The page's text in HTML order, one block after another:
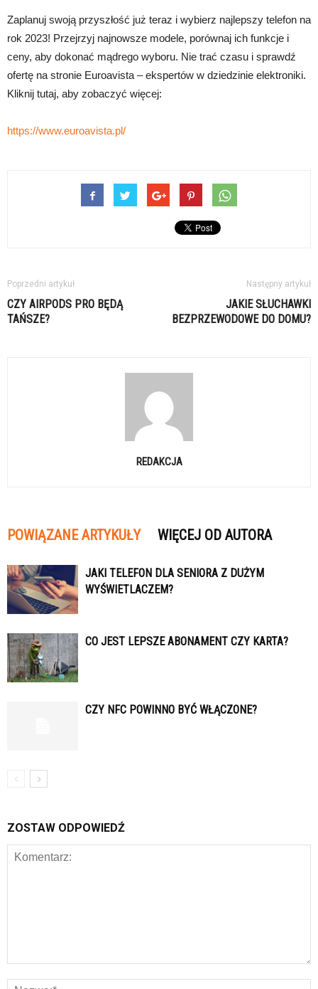
Zaplanuj swoją przyszłość już teraz i wybierz najlepszy telefon na
rok 2023! Przejrzyj najnowsze modele, porównaj ich funkcje i
ceny, aby dokonać mądrego wyboru. Nie trać czasu i sprawdź
ofertę na stronie Euroavista – ekspertów w dziedzinie elektroniki.
Kliknij tutaj, aby zobaczyć więcej:
https://www.euroavista.pl/
Poprzedni artykuł
CZY AIRPODS PRO BĘDĄ
TAŃSZE?
Następny artykuł
JAKIE SŁUCHAWKI
BEZPRZEWODOWE DO DOMU?
REDAKCJA
POWIĄZANE ARTYKUŁY WIĘCEJ OD AUTORA
JAKI TELEFON DLA SENIORA Z DUŻYM
WYŚWIETLACZEM?
CO JEST LEPSZE ABONAMENT CZY KARTA?
CZY NFC POWINNO BYĆ WŁĄCZONE?
ZOSTAW ODPOWIEDŹ